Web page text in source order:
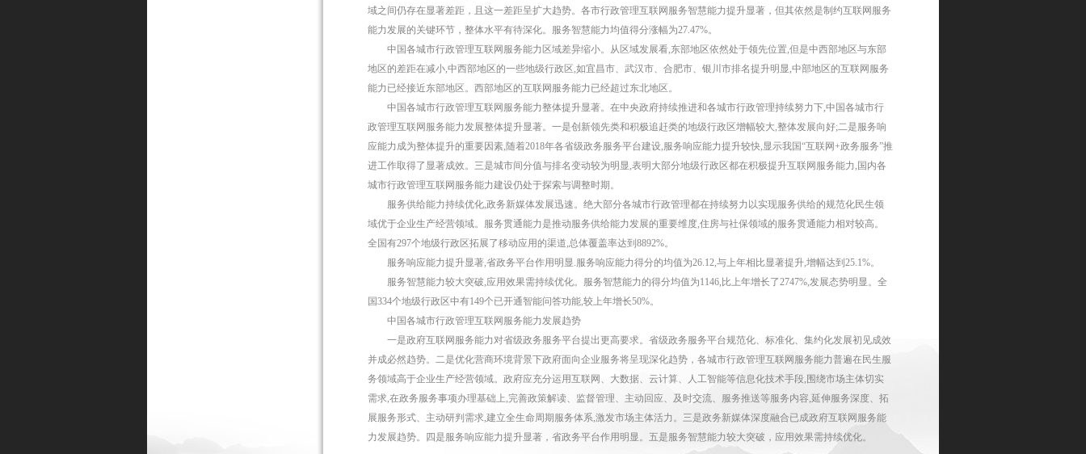
域之间仍存在显著差距，且这一差距呈扩大趋势。各市行政管理互联网服务智慧能力提升显著，但其依然是制约互联网服务
能力发展的关键环节，整体水平有待深化。服务智慧能力均值得分涨幅为27.47%。
中国各城市行政管理互联网服务能力区域差异缩小。从区域发展看,东部地区依然处于领先位置,但是中西部地区与东部
地区的差距在减小,中西部地区的一些地级行政区,如宜昌市、武汉市、合肥市、银川市排名提升明显,中部地区的互联网服务
能力已经接近东部地区。西部地区的互联网服务能力已经超过东北地区。
中国各城市行政管理互联网服务能力整体提升显著。在中央政府持续推进和各城市行政管理持续努力下,中国各城市行
政管理互联网服务能力发展整体提升显著。一是创新领先类和积极追赶类的地级行政区增幅较大,整体发展向好;二是服务响
应能力成为整体提升的重要因素,随着2018年各省级政务服务平台建设,服务响应能力提升较快,显示我国“互联网+政务服务”推
进工作取得了显著成效。三是城市间分值与排名变动较为明显,表明大部分地级行政区都在积极提升互联网服务能力 , 国内各
城市行政管理互联网服务能力建设仍处于探索与调整时期。
服务供给能力持续优化,政务新媒体发展迅速。绝大部分各城市行政管理都在持续努力以实现服务供给的规范化民生领
域优于企业生产经营领域。服务贯通能力是推动服务供给能力发展的重要维度,住房与社保领域的服务贯通能力相对较高。
全国有297个地级行政区拓展了移动应用的渠道,总体覆盖率达到 8892%。
服务响应能力提升显著,省政务平台作用明显.服务响应能力得分的均值为26.12,与上年相比显著提升,增幅达到 25.1%。
服务智慧能力较大突破,应用效果需持续优化。服务智慧能力的得分均值为1146, 比上年增长了2747%,发展态势明显。全
国334个地级行政区中有149个已开通智能问答功能,较上年增长50%。
中国各城市行政管理互联网服务能力发展趋势
一是政府互联网服务能力对省级政务服务平台提出更高要求。省级政务服务平台规范化、标准化、集约化发展初见成效
并成必然趋势。二是优化营商环境背景下政府面向企业服务将呈现深化趋势，各城市行政管理互联网服务能力普遍在民生服
务领域高于企业生产经营领域。政府应充分运用互联网、大数据、云计算、人工智能等信息化技术手段, 围绕市场主体切实
需求,在政务服务事项办理基础上,完善政策解读、监督管理、主动回应、及时交流、服务推送等服务内容,延伸服务深度、拓
展服务形式、主动研判需求,建立全生命周期服务体系,激发市场主体活力。三是政务新媒体深度融合已成政府互联网服务能
力发展趋势。四是服务响应能力提升显著，省政务平台作用明显。五是服务智慧能力较大突破，应用效果需持续优化。